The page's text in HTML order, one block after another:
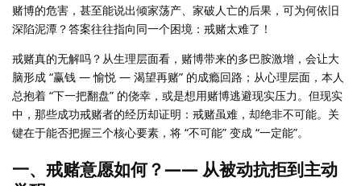
赌博的危害，甚至能说出倾家荡产、家破人亡的后果，可为何依旧
深陷泥潭？答案往往指向同一个困境：戒赌太难了！
戒赌真的无解吗？从生理层面看，赌博带来的多巴胺激增，会让大
脑形成 “赢钱 — 愉悦 — 渴望再赌” 的成瘾回路；从心理层面，本人
总抱着 “下一把翻盘” 的侥幸，或是想用赌博逃避现实压力。但现实
中，那些成功戒赌者的经历却证明：戒赌虽难，却绝非不可能。关
键在于能否把握三个核心要素，将 “不可能” 变成 “一定能”。
一、戒赌意愿如何？—— 从被动抗拒到主动